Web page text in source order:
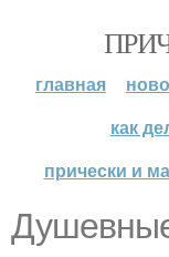
главная
как
прически и